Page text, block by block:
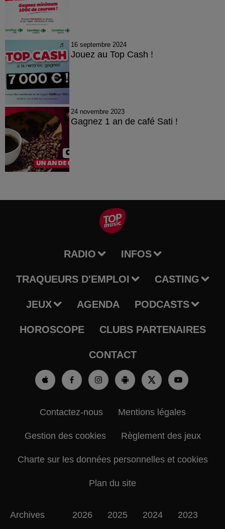
16 septembre 2024
Jouez au Top Cash !
24 novembre 2023
Gagnez 1 an de café Sati !
RADIO INFOS
TRAQUEURS D'EMPLOI CASTING
JEUX AGENDA PODCASTS
HOROSCOPE CLUBS PARTENAIRES
CONTACT
Contactez-nous Mentions légales
Gestion des cookies Règlement des jeux
Charte sur les données personnelles et cookies
Plan du site
Archives 2026 2025 2024 2023